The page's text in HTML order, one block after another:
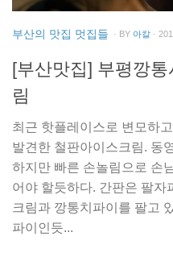
부산의 맛집 멋집들 · BY 아칼 ·
[부산맛집] 부평깡
림
최근 핫플레이스로 변모하
발견한 철판아이스크림. 동
하지만 빠른 손놀림으로 손
어야 할듯하다. 간판은 팔자
크림과 깡통치파이를 팔고
파이인듯...